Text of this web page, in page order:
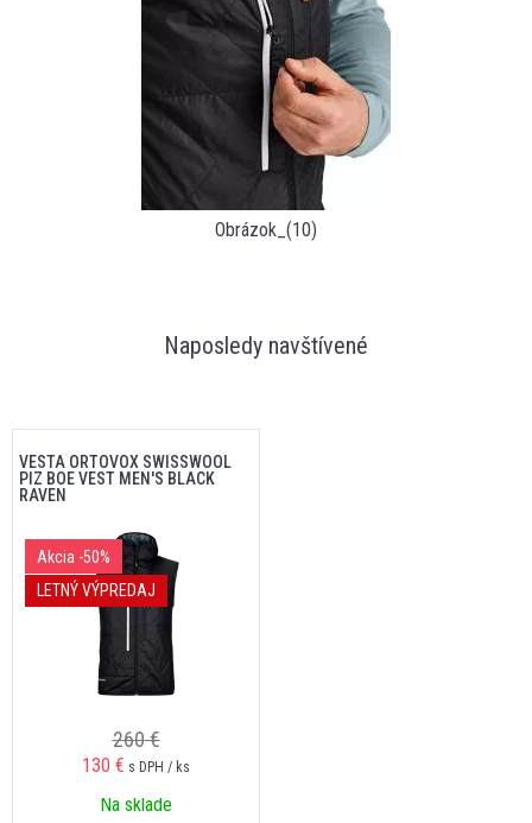
Obrázok_(10)
Naposledy navštívené
VESTA ORTOVOX SWISSWOOL
PIZ BOE VEST MEN'S BLACK
RAVEN
Akcia -50%
LETNÝ VÝPREDAJ
260 €
130 € s DPH / ks
Na sklade